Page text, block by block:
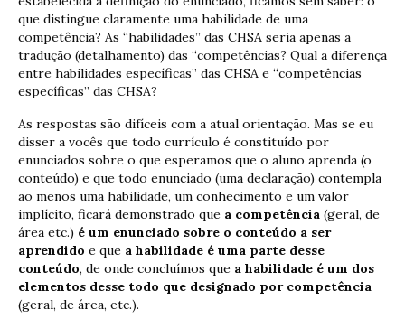
que distingue claramente uma habilidade de uma
competência? As “habilidades” das CHSA seria apenas a
tradução (detalhamento) das “competências? Qual a diferença
entre habilidades específicas” das CHSA e “competências
específicas” das CHSA?
As respostas são difíceis com a atual orientação. Mas se eu
disser a vocês que todo currículo é constituído por
enunciados sobre o que esperamos que o aluno aprenda (o
conteúdo) e que todo enunciado (uma declaração) contempla
ao menos uma habilidade, um conhecimento e um valor
implícito, ficará demonstrado que a competência (geral, de
área etc.) é um enunciado sobre o conteúdo a ser
aprendido e que a habilidade é uma parte desse
conteúdo, de onde concluímos que a habilidade é um dos
elementos desse todo que designado por competência
(geral, de área, etc.).